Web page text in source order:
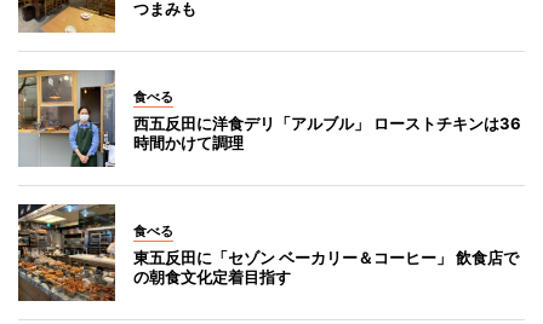
つまみも
食べる
西五反田に洋食デリ「アルブル」 ローストチキンは36
時間かけて調理
食べる
東五反田に「セゾン ベーカリー＆コーヒー」 飲食店で
の朝食文化定着目指す